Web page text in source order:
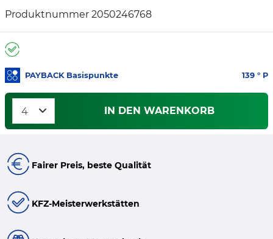
Produktnummer 2050246768
PAYBACK Basispunkte 139 ° P
IN DEN WARENKORB
Fairer Preis, beste Qualität
KFZ-Meisterwerkstätten